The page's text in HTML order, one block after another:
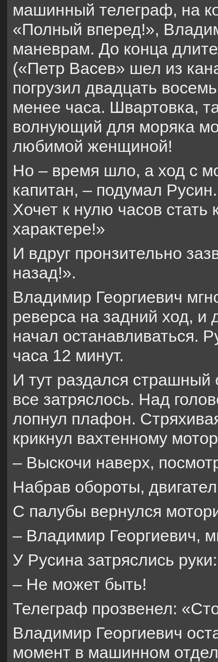
машинный телеграф, на
«Полный вперед!»,
маневрам. До конца
(«Петр Васев» шел из
погрузил двадцать
менее часа. Швартовка,
волнующий для моряка
любимой женщиной!
Но – время шло, а ход с
капитан, – подумал
Хочет к нулю часов стать
характере!»
И вдруг пронзительно
назад!».
Владимир Георгиевич
реверса на задний ход, и
начал останавливаться.
часа 12 минут.
И тут раздался
все затряслось. Над
лопнул плафон.
крикнул вахтенному
– Выскочи наверх,
Набрав обороты,
С палубы вернулся
– Владимир Георгиевич,
У Русина затряслись руки:
– Не может быть!
Телеграф прозвенел:
Владимир Георгиевич
момент в машинном